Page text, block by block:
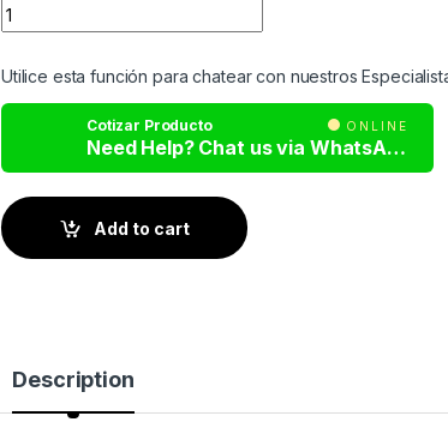
Utilice esta función para chatear con nuestros
Cotizar Producto ONLINE
Need Help? Chat us via WhatsApp
Add to cart
Description